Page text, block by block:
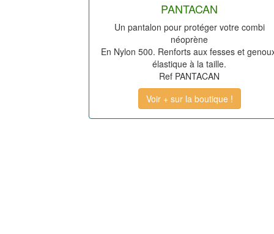
PANTACAN
Un pantalon pour protéger votre combi
néoprène
En Nylon 500. Renforts aux fesses et
élastique à la taille.
Ref PANTACAN
Voir + sur la boutique !